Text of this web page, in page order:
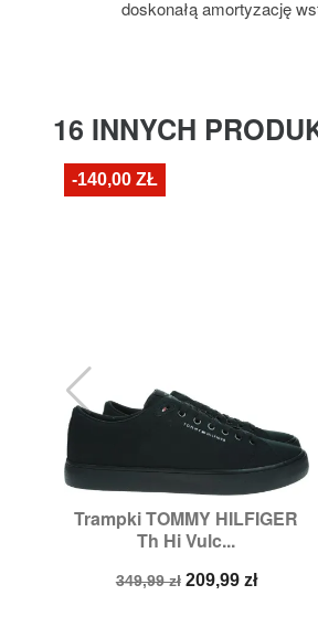
doskonałą amortyzację
16 INNYCH
Trampki TOMMY HILFIGER
Th Hi Vulc...
Cena
349,99 zł Cena
209,99 zł
Szybki podgląd
Rozmiary:44
-140,00 ZŁ